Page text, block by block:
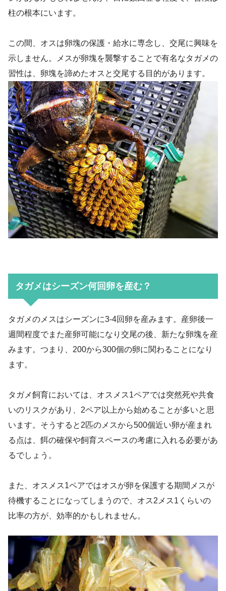
柱の根本にいます。
この間、オスは卵塊の保護・給水に専念し、交尾に興味を
示しません。メスが卵塊を襲撃することで有名なタガメの
習性は、卵塊を諦めたオスと交尾する目的があります。
タガメはシーズン何回卵を産む？
タガメのメスはシーズンに3-4回卵を産みます。産卵後一
週間程度でまた産卵可能になり交尾の後、新たな卵塊を産
みます。つまり、200から300個の卵に関わることになり
ます。
タガメ飼育においては、オスメス1ペアでは突然死や共食
いのリスクがあり、2ペア以上から始めることが多いと思
います。そうすると2匹のメスから500個近い卵が産まれ
る点は、餌の確保や飼育スペースの考慮に入れる必要があ
るでしょう。
また、オスメス1ペアではオスが卵を保護する期間メスが
待機することになってしまうので、オス2メス1くらいの
比率の方が、効率的かもしれません。